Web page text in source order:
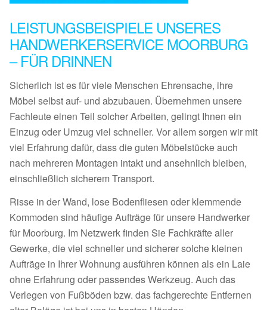
LEISTUNGSBEISPIELE UNSERES
HANDWERKERSERVICE MOORBURG
– FÜR DRINNEN
Sicherlich ist es für viele Menschen Ehrensache, ihre
Möbel selbst auf- und abzubauen. Übernehmen unsere
Fachleute einen Teil solcher Arbeiten, gelingt Ihnen ein
Einzug oder Umzug viel schneller. Vor allem sorgen wir mit
viel Erfahrung dafür, dass die guten Möbelstücke auch
nach mehreren Montagen intakt und ansehnlich bleiben,
einschließlich sicherem Transport.
Risse in der Wand, lose Bodenfliesen oder klemmende
Kommoden sind häufige Aufträge für unsere Handwerker
für Moorburg. Im Netzwerk finden Sie Fachkräfte aller
Gewerke, die viel schneller und sicherer solche kleinen
Aufträge in Ihrer Wohnung ausführen können als ein Laie
ohne Erfahrung oder passendes Werkzeug. Auch das
Verlegen von Fußböden bzw. das fachgerechte Entfernen